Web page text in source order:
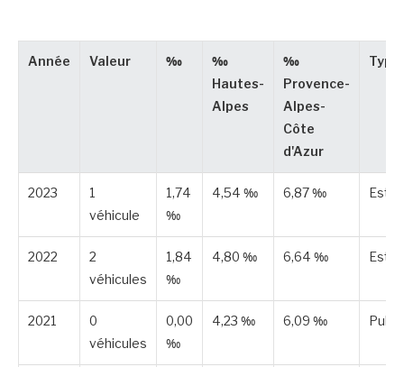
Année Valeur ‰
‰
Hautes-
Alpes
‰
Provence-
Alpes-
Côte
d'Azur
Type
2023
1
véhicule
1,74
‰
4,54 ‰ 6,87 ‰
2022
2
véhicules
1,84
‰
4,80 ‰ 6,64 ‰
2021
0
véhicules
0,00
‰
4,23 ‰ 6,09 ‰